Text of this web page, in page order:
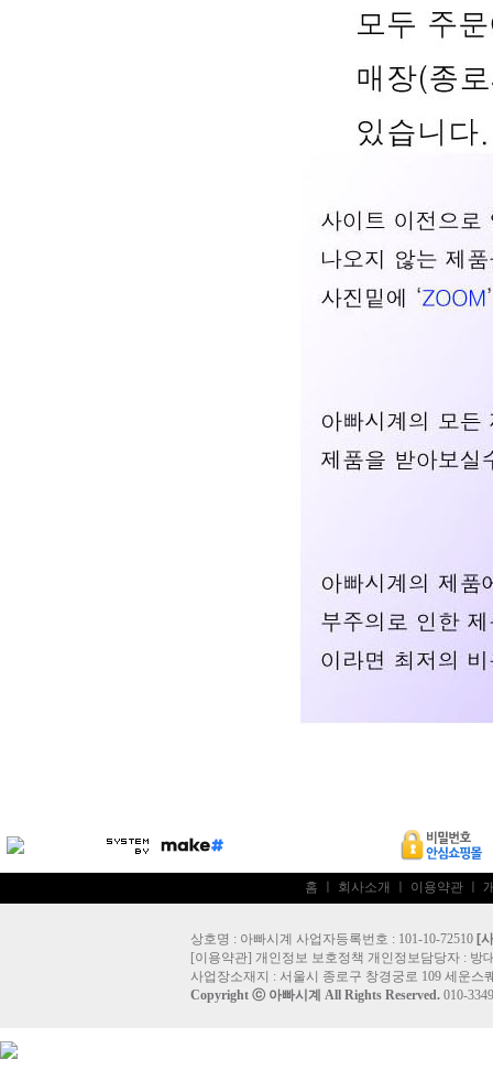
홈 회사소개 이용약관
상호명 : 아빠시계 사업자등록번호 : 101-10-72510 [
[이용약관] 개인정보 보호정책 개인정보담당자 : 방
사업장소재지 : 서울시 종로구 창경궁로 109 세운스
Copyright ⓒ 아빠시계 All Rights Reserved. 010-